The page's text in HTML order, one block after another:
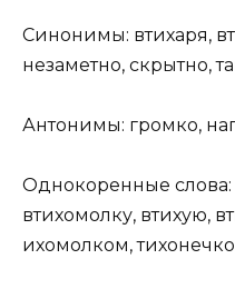
Синонимы: втихаря,
незаметно, скрытно,
Антонимы: громко,
Однокоренные слова:
втихомолку, втихую,
ихомолком,